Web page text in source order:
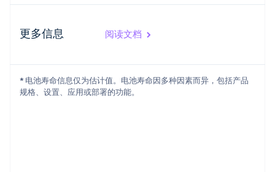
更多信息 阅读文档
* 电池寿命信息仅为估计值。电池寿命因多种因素而异，包括产品
规格、设置、应用或部署的功能。